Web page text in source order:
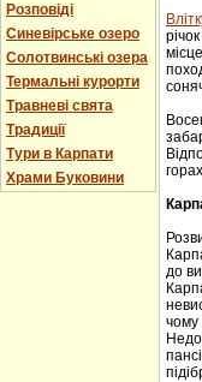
Розповіді
Синевірське озеро
Солотвинські озера
Термальні курорти
Травневі свята
Традиції
Тури в Карпати
Храми Буковини
до
чому